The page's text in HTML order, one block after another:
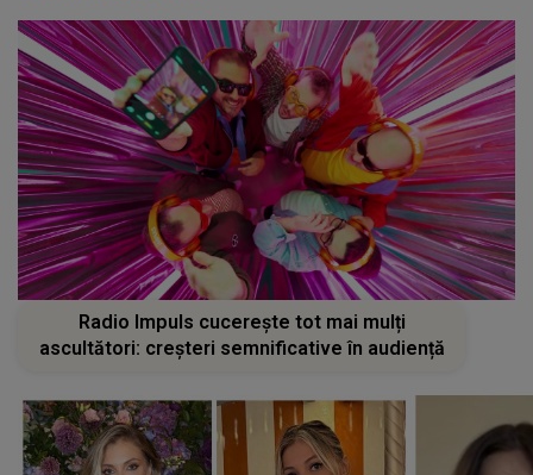
Radio Impuls cucerește tot mai mulți
ascultători: creșteri semnificative în audiență